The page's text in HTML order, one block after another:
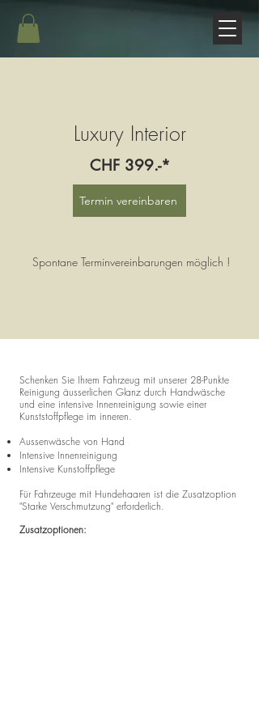
Luxury Interior
CHF 399.-*
Termin vereinbaren
Spontane Terminvereinbarungen möglich !
Schenken Sie Ihrem Fahrzeug mit unserer 28-Punkte
Reinigung äusserlichen Glanz durch Handwäsche
und eine intensive Innenreinigung sowie einer
Kunststoffpflege im inneren.
Aussenwäsche von Hand
Intensive Innenreinigung
Intensive Kunstoffpflege
Für Fahrzeuge mit Hundehaaren ist die Zusatzoption
"Starke Verschmutzung" erforderlich.
Zusatzoptionen: